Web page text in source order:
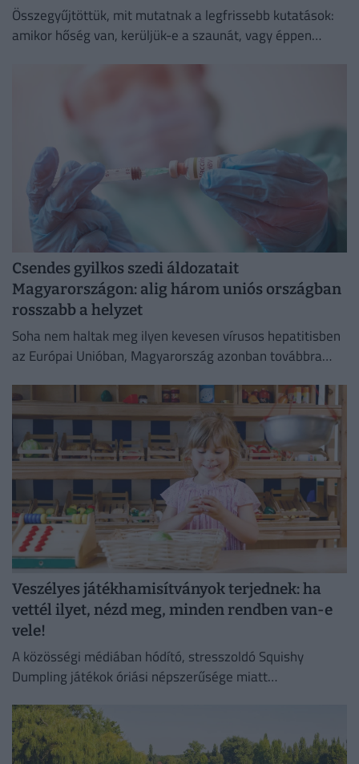
Összegyűjtöttük, mit mutatnak a legfrissebb kutatások:
amikor hőség van, kerüljük-e a szaunát, vagy éppen
Csendes gyilkos szedi áldozatait
Magyarországon: alig három uniós országban
rosszabb a helyzet
Soha nem haltak meg ilyen kevesen vírusos hepatitisben
az Európai Unióban, Magyarország azonban továbbra
Veszélyes játékhamisítványok terjednek: ha
vettél ilyet, nézd meg, minden rendben van-e
vele!
A közösségi médiában hódító, stresszoldó Squishy
Dumpling játékok óriási népszerűsége miatt
hamisítványok.